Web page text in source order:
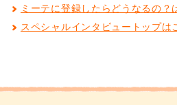
ミーテに登録したらどうなるの？
スペシャルインタビュートップは